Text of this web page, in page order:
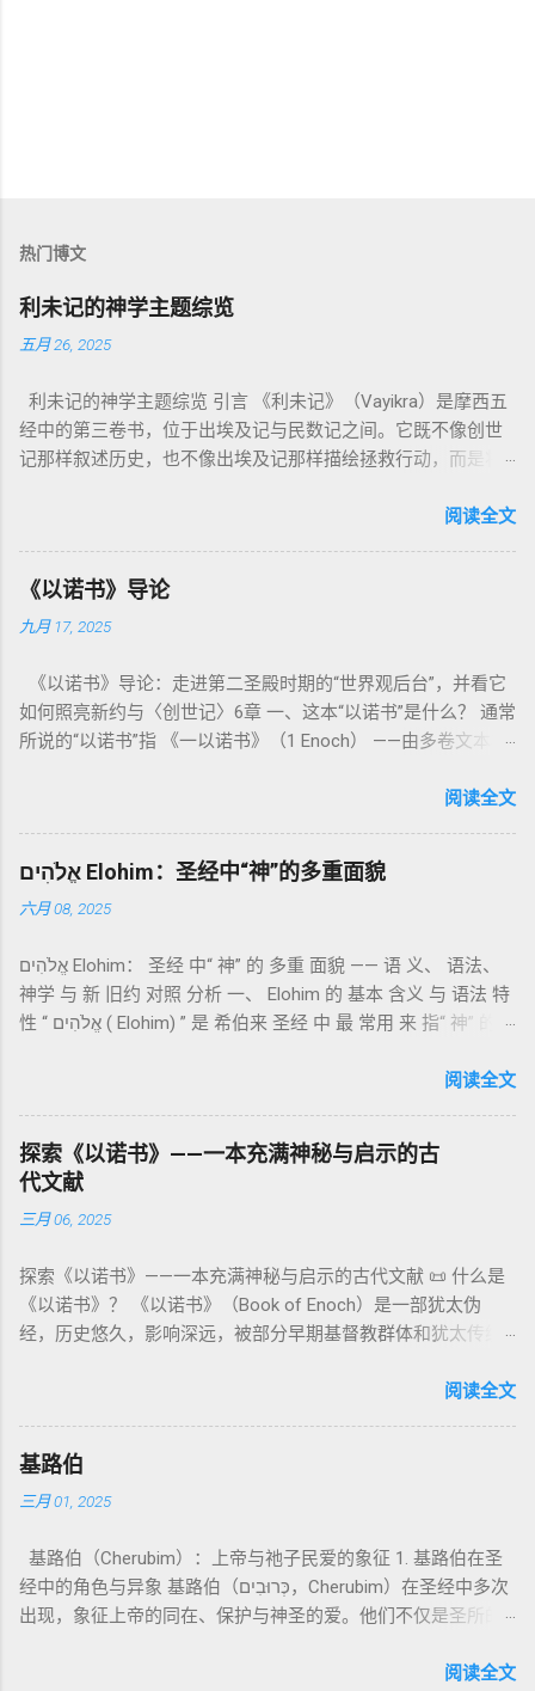
热门博文
利未记的神学主题综览
五月 26, 2025
利未记的神学主题综览 引言 《利未记》（Vayikra）是摩西五
经中的第三卷书，位于出埃及记与民数记之间。它既不像创世
记那样叙述历史，也不像出埃及记那样描绘拯救行动，而是将
内容看似仪式化，《利未记》却揭示了 神的临在如何规范人类
为我耶和华你们的神是圣洁的。”（利未记19:2） 这节经文构成
整卷书的中心神学。希伯来文“קָדוֹשׁ”（kadosh）不仅意味着道
德上的圣洁，更意味着“分别出来”、“归属于神”。 《利未记》教
中活出“圣洁”。圣洁不仅是内心态度，更是生活方式。 二、献
祭制度：与神相交的通道 前七章详细描述五种祭： 燔祭
（olah）：全然献上，象征奉献与赎罪； 素祭 （minchah）：
团契的象征； 赎罪祭 （chatat）：针对无意之罪的遮盖； 赎愆
祭 （asham）：针对特定罪行的赔偿与赎回。 这些制度不是单
纯宗教仪式，而是 神提供给罪人恢复关系的方式 。 希伯来文
祂的子民得洁净并维系同在。 三、祭司制度与敬拜秩序 亚伦与
记》强调他们的洁净、服饰、行为都必须与神的圣洁相称。 祭
司是 圣所的看守者、律法的教导者与百姓的代求者 。他们的失
败（如拿答与亚比户擅献凡火）立刻带来神的审判（利10
限 第11–15章讲述关于食物、疾病（如大麻风）、体液等“洁净
与不洁”的律例。其目的不是为了迷信或隔离，而是建立 圣洁与
秩序感 ，帮助以色列人活在神的同在中。 “洁净”不是等同于“无
罪”，而是不妨碍与神交往的状态。圣所是神居住之地，进入必
16章描述每年一次的“赎罪日”（Yom Kippur），大祭司进入至
心： 神愿意居住在人中间； 罪必须被遮盖才能维持这同在；
神主动提供遮罪之道（两个祭牲，特别是“为耶和华”的与“归于
亚撒泻勒”的）。 这预表...
阅读全文
《以诺书》导论
九月 17, 2025
《以诺书》导论：走进第二圣殿时期的“世界观后台”，并看它
如何照亮新约与〈创世记〉6章 一、这本“以诺书”是什么？ 通常
所说的“以诺书”指 《一以诺书》（1 Enoch） ——由多卷文本构
世纪），虽不在犹太/基督教主流正典之内（ 埃塞俄比亚正教
吉兹语（埃塞俄比亚语） 保存， 死海古卷 出土了多份 阿拉姆
语 残卷，另有 希腊文 片段，显示其广泛流传。 《一以诺书》
大体由五部分组成（作者与年代各异）： 《守望者之书》（1–
通婚、巨人（尼非利人）的出现，以及神对其囚禁与审判。
《比喻/相似喻之书》（37–71） ：频繁出现“ 那位人子/拣选
者/义者 ”，刻画末世审判与王权。 《天文之书》（72–82） ：
：以异象回顾以色列史并预示末世。 《以诺书信》（91–108）
：智慧训诫、“祸哉”、义人与恶人的结局等。 提示：另有《二
以诺书》（斯拉夫文）与《三以诺书》（希伯来文），属更晚
期以诺传统，不等同于《一以诺书》。 二、为什么重要？——
它是新约作者与读者共享的“语境词典” 1）新约中的直接/间接
呼应 犹大书14–15 几乎逐字引 1 Enoch 1:9（“主带着千万圣者
的“深渊囚禁”叙事共振。 彼后2:4 用“ 他他路斯 （Tartarus）”指
天使囚禁之所，贴近以诺传统语境。 福音书/启示录 中的“ 人子
来临与天使同来、坐在荣耀宝座审判列国 ”（太24–25；启1、
观 ：以诺将“巨人之灵”为游行污灵的渊源学解释，补给了新约
驱魔叙事背后的“灵界词库”（可1、路8；亦参弗6:12“执政掌
权”）。 阴间与审判意象 ：Sheol 的分区、册卷与火刑等图像，
：以诺传统对压迫者的“祸哉”，与 雅各书 对不义富者的警告
阅读全文
אֱלֹהִים Elohim：圣经中“神”的多重面貌
六月 08, 2025
אֱלֹהִים Elohim： 圣经 中“ 神” 的 多重 面貌 —— 语 义、 语法、
神学 与 新 旧约 对照 分析 一、 Elohim 的 基本 含义 与 语法 特
性 “ אֱלֹהִים ( Elohim) ” 是 希伯来 圣经 中 最 常用 来 指“ 神” 的
者”。 ✦ 语法 现象： Elohim 是 一个 复数 形式 （“- im” 后
世 记 1: 1）； 在 其他 语 境 中也 可 用于 复数 意义， 如 指 多
神、 属 灵 存在、 审判 官 等； 因此， 需 借助 上下文 判断 语
义 和 神学 定位 。 二、 希伯来 圣经 中 Elohim 的 主要 用法 与
示例 分类 类型 用法 说明 示例 经文 含义 1. 真神 指 以色列 的
所 崇拜 的 神祇 出 20: 3 假 神/ 偶像（ gods） 3. 属 灵 存在
神 的 众 子、 天使、 神圣 议会 成员 诗 82: 1, 申 32: 8– 9
神圣 存在（ divine beings） 4. 法官 被 委托 施行 神 审判者 出
权 代表 受托 执行 神 旨意 的 人（ 如 摩西） 出 7: 1 神 的 代言
人（ divine proxy） 6. 强调 威严 复数 形式 强调 尊贵 超自然 的
显现 撒 上 28: 13 灵界 显现 或 尊称（ majestic plural） 三、
每一 类 的 代表 经文 解读 1. 真神 的 独 一 性（ 创世 记 1: 1） “
בְּרֵאשִׁית בָּרָא אֱלֹהִים...” “ 起初， 神（ Elohim） 创造 天地。” 尽
语法 结构 显示 这 是在 强调 一位 ...
阅读全文
探索《以诺书》——一本充满神秘与启示的古
代文献
三月 06, 2025
探索《以诺书》——一本充满神秘与启示的古代文献 📜 什么是
《以诺书》？ 《以诺书》（Book of Enoch）是一部犹太伪
经，历史悠久，影响深远，被部分早期基督教群体和犹太传统
的曾祖父——的名义写成，包含大量关于天使、堕落、审判和弥
行，神将他取去，他就不在世了。” 这一神秘的记载激发了后世
关于以诺与神的关系、天国奥秘的丰富想象。《以诺书》便是
这种想象的结晶。 📖《以诺书》的主要内容 《以诺书》并非一
之书》（1 Enoch 1-36） 讲述堕落天使（守望者，Watchers）
如何违背神的命令，与人类女子结合，生下巨人（Nephilim）。
这些天使教授人类各种知识，如金属锻造、药草使用和占星
洪水洁净世界。 这一描述与《创世记 6:1-4》的“神的众子”相呼
阅读全文
基路伯
三月 01, 2025
基路伯（Cherubim）：上帝与祂子民爱的象征 1. 基路伯在圣
经中的角色与异象 基路伯（כְּרוּבִים，Cherubim）在圣经中多次
出现，象征上帝的同在、保护与神圣的爱。他们不仅是圣所的
护者 在《创世记》3:24中，基路伯首次出现，被安置在伊甸园
阅读全文